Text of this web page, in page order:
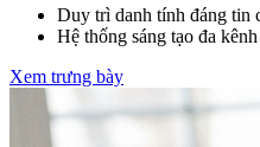
Duy trì danh tính đáng tin
Hệ thống sáng tạo đa
Xem trưng bày